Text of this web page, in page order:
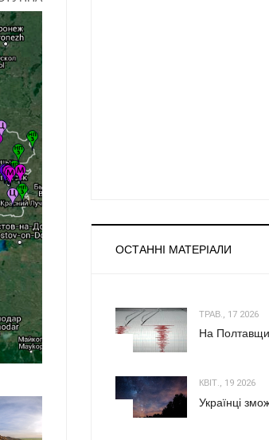
ОСТАННІ МАТЕРІАЛИ
ТРАВ., 17 2026
На
КВІТ., 19 2026
Українці